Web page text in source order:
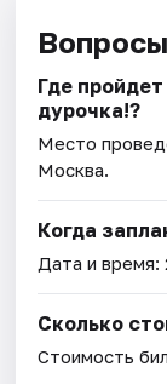
Где
дурочка!?
Место
Москва.
Когда
Дата и время:
Сколько
Стоимость